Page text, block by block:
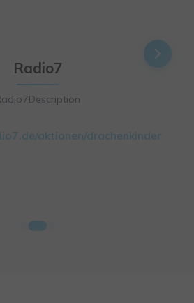
Radio7
aktionen/drachenkinder